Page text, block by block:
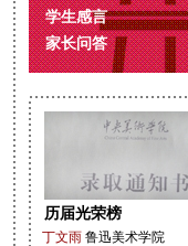
学生感言
家长问答
历届光荣榜
丁文雨 鲁迅美术学院